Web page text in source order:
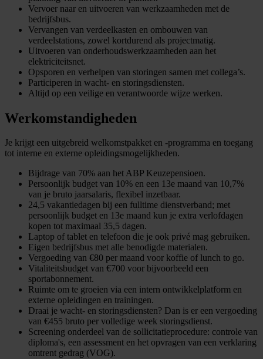
Vervoer naar en uitvoeren van werkzaamheden met de
bedrijfsbus.
Vervangen van verdeelkasten en ombouwen van
verdeelstations, zowel kortdurend als projectmatig.
Uitvoeren van onderhoudswerkzaamheden aan het
elektriciteitsnet.
Opsporen en verhelpen van storingen samen met collega’s.
Participeren in wacht- en storingsdiensten.
Altijd op een veilige en verantwoorde wijze werken.
Werkomstandigheden
Je krijgt een uitgebreid welkomstpakket en -programma en toegang
tot interne en externe opleidingsmogelijkheden.
Bijdrage van 70% aan het ABP Keuzepensioen.
Persoonlijk budget van 10% en een 13e maand van 10,7%
van je bruto jaarsalaris, flexibel inzetbaar.
24,5 vakantiedagen bij een fulltime dienstverband; met
persoonlijk budget en 13e maand kun je extra verlofdagen
kopen tot maximaal 35,5 dagen.
Laptop of tablet en telefoon die je ook privé mag gebruiken.
Eigen bedrijfsbus met alle benodigde materialen.
Vergoeding van €80 per maand voor koffie of lunch to go.
Vitaliteitsbudget van €700 voor bijvoorbeeld een
sportabonnement.
Ruimte om te groeien via een intern ontwikkelplatform en
externe opleidingen en trainingen.
Draai je wacht- en storingsdiensten? Dan is er een vergoeding
van €455 bruto per volledige week storingsdienst.
Screening onderdeel van de sollicitatieprocedure: controle van
diploma's, een assessment en het opvragen van een verklaring
omtrent gedrag (VOG).